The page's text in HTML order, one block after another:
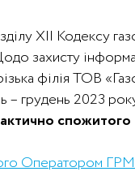
XII Кодексу
філія ТОВ
– грудень 2023
Оператором ГРМ